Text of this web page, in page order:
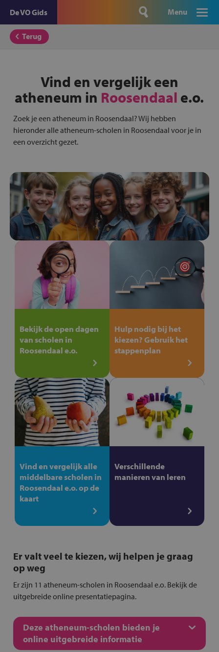
De VO Gids Menu
Terug
Vind en vergelijk een
atheneum in Roosendaal e.o.
Zoek je een atheneum in Roosendaal? Wij hebben
hieronder alle atheneum-scholen in Roosendaal voor je in
een overzicht gezet.
Bekijk de open dagen
van scholen in
Roosendaal e.o.
Hulp nodig bij het
kiezen? Gebruik het
stappenplan
Vind en vergelijk alle
middelbare scholen in
Roosendaal e.o. op de
kaart
Verschillende
manieren van leren
Er valt veel te kiezen, wij helpen je graag
op weg
Er zijn 11 atheneum-scholen in Roosendaal e.o. Bekijk de
uitgebreide online presentatiepagina.
Deze atheneum-scholen bieden je
online uitgebreide informatie